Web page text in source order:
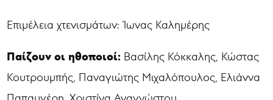
Επιμέλεια χτενισμάτων: Ίωνας Καλημέρης
Παίζουν οι ηθοποιοί: Βασίλης Κόκκαλης, Κώστας
Κουτρουμπής, Παναγιώτης Μιχαλόπουλος, Ελιάννα
Παπαυγέρη, Χριστίνα Αναγνώστου.